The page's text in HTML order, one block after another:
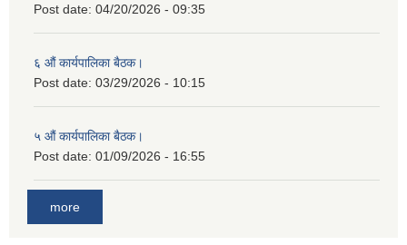
Post date: 04/20/2026 - 09:35
६ औं कार्यपालिका बैठक।
Post date: 03/29/2026 - 10:15
५ औं कार्यपालिका बैठक।
Post date: 01/09/2026 - 16:55
more